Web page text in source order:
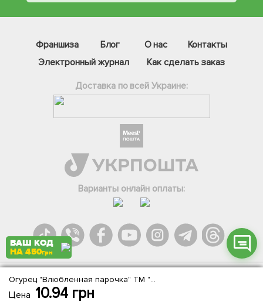
Огурец "Влюбленная парочка" ТМ "Империя семян" 20шт
Цена 10.94грн
Франшиза Блог О нас
Контакты
Электронный журнал
Как сделать заказ
Доставка по всей Украине:
Варианты онлайн оплаты:
Agromarket.Copyright © 2013-2026. Все права защищены
Інстаграм
Онлайн чат
ВАШ КОД
НА 450грн